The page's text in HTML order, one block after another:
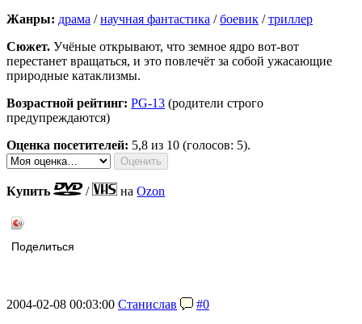
Жанры: драма /научная фантастика /боевик /триллер
Сюжет. Учёные открывают, что земное ядро вот-вот
перестанет вращаться, и это повлечёт за собой ужасающие
природные катаклизмы.
Возрастной рейтинг: PG-13 (родители строго
предупреждаются)
Оценка посетителей: 5,8 из 10 (голосов: 5).
Купить / наOzon
Поделиться
2004-02-08 00:03:00 Станислав
#0